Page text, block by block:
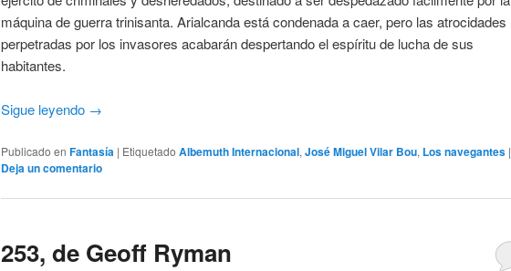
máquina de guerra trinisanta. Arialcanda está condenada a caer, pero las atrocidades
perpetradas por los invasores acabarán despertando el espíritu de lucha de sus
habitantes.
Sigue leyendo →
Publicado en Fantasía | Etiquetado Albemuth Internacional, José Miguel Vilar Bou, Los navegantes |
Deja un comentario
253, de Geoff Ryman